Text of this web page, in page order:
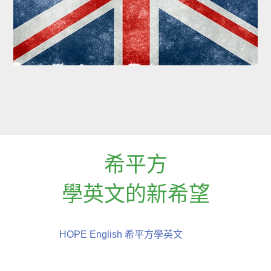
希平方
學英文的新希望
HOPE English 希平方學英文